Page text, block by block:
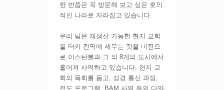
한 번쯤은 꼭 방문해 보고 싶은 호의
적인 나라로 자라잡고 있습니다.
우리 팀은 재생산 가능한 현지 교회
를 터키 전역에 세우는 것을 비전으
로 이스탄불과 그 외 8개의 도시에서
흩어져 사역하고 있습니다. 현지 교
회의 목회를 돕고, 성경 통신 과정,
전도 프로그램, BAM 사역 등의 다양